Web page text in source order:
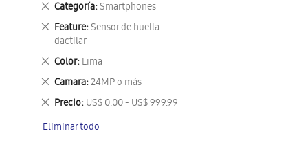
Categoría Smartphones
Eliminar
este
artículo
Feature Sensor de huella
dactilar
Eliminar
este
artículo
Color Lima
Eliminar
este
artículo
Camara 24MP o más
Eliminar
este
artículo
Precio US$ 0.00 - US$ 999.99
Eliminar
artículo
Eliminar todo